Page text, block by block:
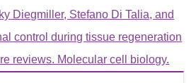
Diegmiller, Stefano Di Talia, and
control during tissue regeneration
reviews. Molecular cell biology.